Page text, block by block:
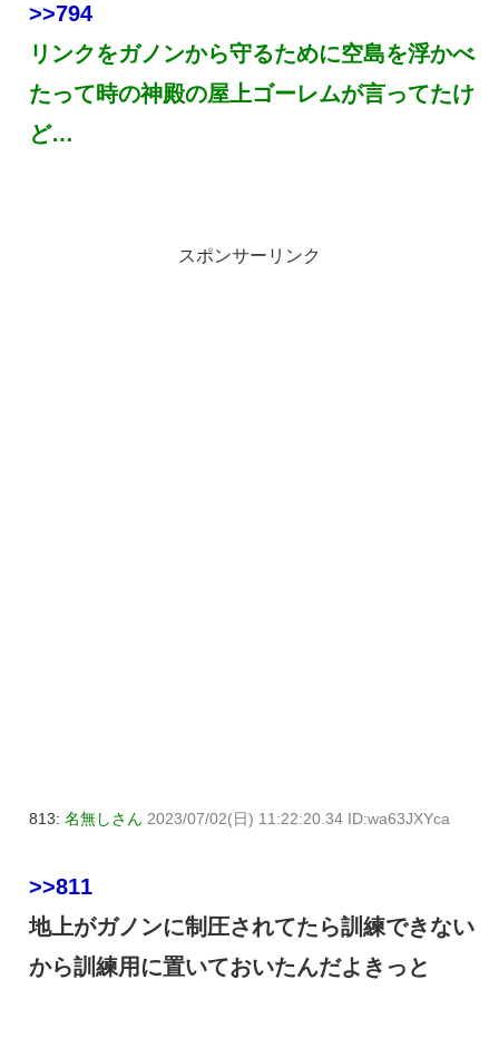
>>794
リンクをガノンから守るために空島を浮かべ
たって時の神殿の屋上ゴーレムが言ってたけ
ど…
スポンサーリンク
813: 名無しさん 2023/07/02(日) 11:22:20.34 ID:wa63JXYca
>>811
地上がガノンに制圧されてたら訓練できない
から訓練用に置いておいたんだよきっと